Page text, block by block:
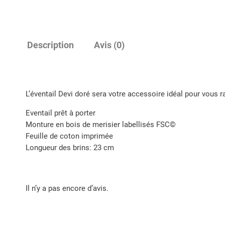
Description Avis (0)
L’éventail Devi doré sera votre accessoire idéal pour
Eventail prêt à porter
Monture en bois de merisier labellisés FSC©
Feuille de coton imprimée
Longueur des brins: 23 cm
Il n’y a pas encore d’avis.